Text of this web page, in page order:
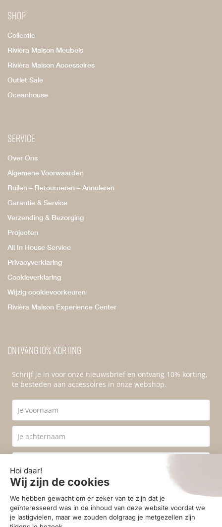
Shop
Collectie
Rivièra Maison Meubels
Rivièra Maison Accessoires
Outlet Sale
Oceanhouse
Service
Over Ons
Algemene Voorwaarden
Ruilen – Retourneren – Annuleren
Garantie & Service
Verzending & Bezorging
Projecten
All In House Service
Privacyverklaring
Cookieverklaring
Wijzig cookievoorkeuren
Rivièra Maison Experience Center
Ontvang 10% korting
Schrijf je in voor onze nieuwsbrief en ontvang 10% korting,
te besteden aan accessoires in onze webshop.
Ik ga akkoord met deprivacyvoorwaarden
Aanmelden